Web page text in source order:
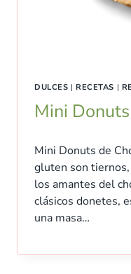
DULCES |RECETAS |
Mini
Mini Donuts de
gluten son
los amantes del
clásicos donetes,
una masa…